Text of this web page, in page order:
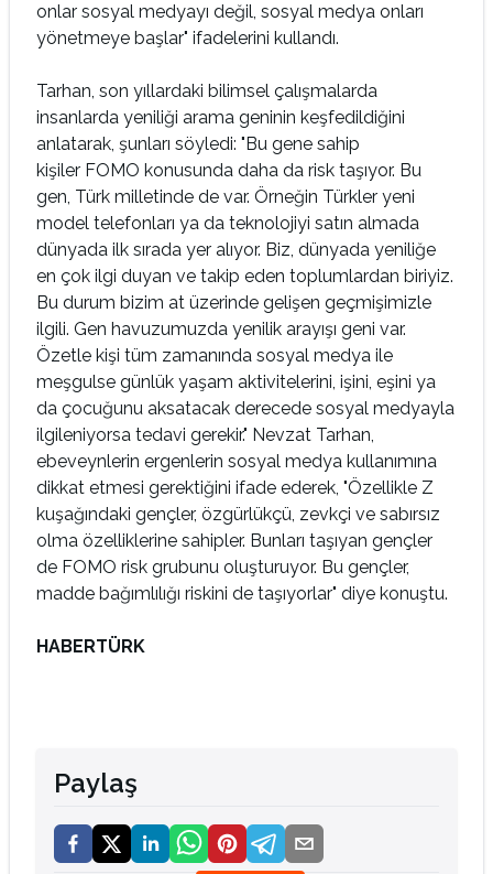
onlar sosyal medyayı değil, sosyal medya onları
yönetmeye başlar" ifadelerini kullandı.
Tarhan, son yıllardaki bilimsel çalışmalarda
insanlarda yeniliği arama geninin keşfedildiğini
anlatarak, şunları söyledi: "Bu gene sahip
kişiler FOMO konusunda daha da risk taşıyor. Bu
gen, Türk milletinde de var. Örneğin Türkler yeni
model telefonları ya da teknolojiyi satın almada
dünyada ilk sırada yer alıyor. Biz, dünyada yeniliğe
en çok ilgi duyan ve takip eden toplumlardan biriyiz.
Bu durum bizim at üzerinde gelişen geçmişimizle
ilgili. Gen havuzumuzda yenilik arayışı geni var.
Özetle kişi tüm zamanında sosyal medya ile
meşgulse günlük yaşam aktivitelerini, işini, eşini ya
da çocuğunu aksatacak derecede sosyal medyayla
ilgileniyorsa tedavi gerekir." Nevzat Tarhan,
ebeveynlerin ergenlerin sosyal medya kullanımına
dikkat etmesi gerektiğini ifade ederek, "Özellikle Z
kuşağındaki gençler, özgürlükçü, zevkçi ve sabırsız
olma özelliklerine sahipler. Bunları taşıyan gençler
de FOMO risk grubunu oluşturuyor. Bu gençler,
madde bağımlılığı riskini de taşıyorlar" diye konuştu.
HABERTÜRK
Paylaş